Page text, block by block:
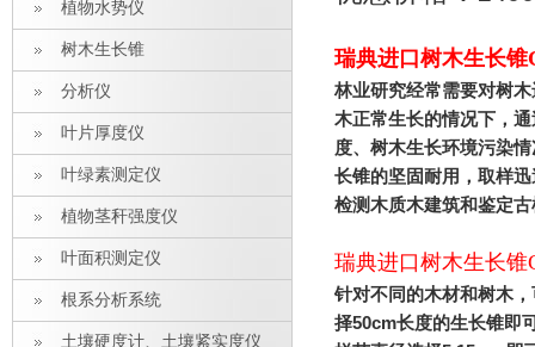
植物水势仪
树木生长锥
分析仪
叶片厚度仪
叶绿素测定仪
植物茎秆强度仪
叶面积测定仪
根系分析系统
土壤硬度计、土壤紧实度仪
瑞典进口树木生长锥
林业研究经常需要对树
木正常生长的情况下，
度、树木生长环境污染
长锥的坚固耐用，取样
检测木质木建筑和鉴定
瑞典进口树木生长锥
针对不同的木材和树木
择50cm长度的生长锥即